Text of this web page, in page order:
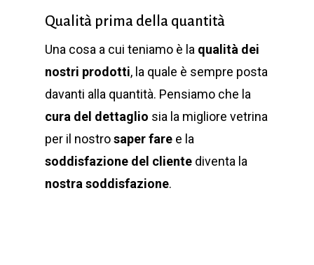
Qualità prima della quantità
Una cosa a cui teniamo è la qualità dei
nostri prodotti, la quale è sempre posta
davanti alla quantità. Pensiamo che la
cura del dettaglio sia la migliore vetrina
per il nostrosaper fare e la
soddisfazione del cliente diventa la
nostra soddisfazione.